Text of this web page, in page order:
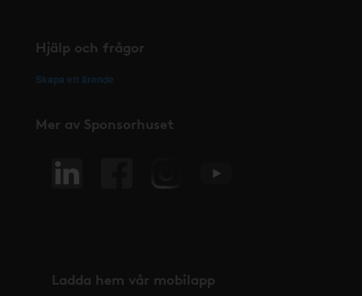
Hjälp och frågor
Skapa ett ärende
Mer av Sponsorhuset
Ladda hem vår mobilapp